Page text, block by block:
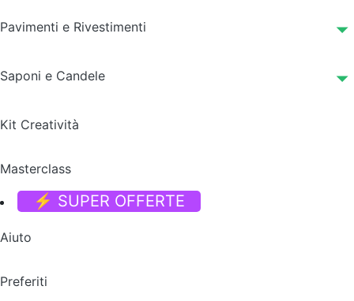
Pavimenti e Rivestimenti
Saponi e Candele
Kit Creatività
Masterclass
⚡ SUPER OFFERTE
Aiuto
Preferiti